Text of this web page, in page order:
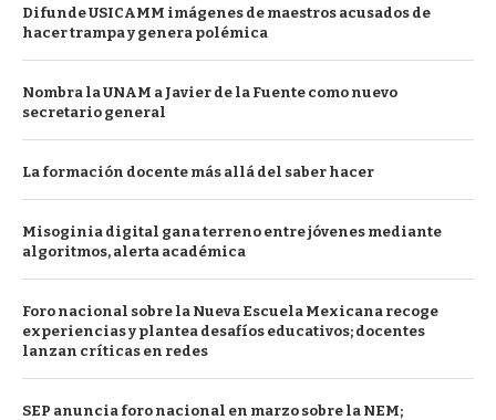
Difunde USICAMM imágenes de maestros acusados de
hacer trampa y genera polémica
Nombra la UNAM a Javier de la Fuente como nuevo
secretario general
La formación docente más allá del saber hacer
Misoginia digital gana terreno entre jóvenes mediante
algoritmos, alerta académica
Foro nacional sobre la Nueva Escuela Mexicana recoge
experiencias y plantea desafíos educativos; docentes
lanzan críticas en redes
SEP anuncia foro nacional en marzo sobre la NEM;